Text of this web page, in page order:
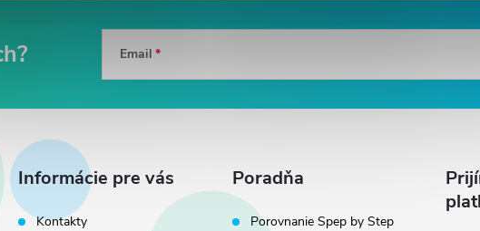
Email
Informácie pre vás
Kontakty
Poradňa
Porovnanie Spep by Step